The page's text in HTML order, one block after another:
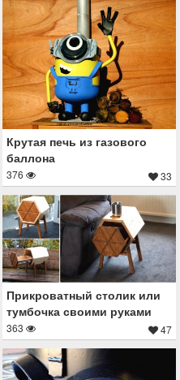
Крутая печь из газового
баллона
376 33
Прикроватный столик или
тумбочка своими руками
363 47